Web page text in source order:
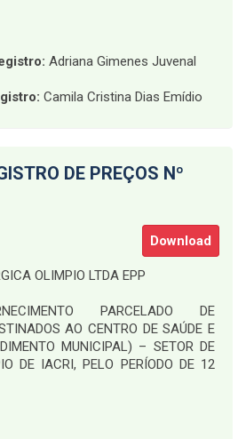
Adriana Gimenes Juvenal
Camila Cristina Dias Emídio
DE PREÇOS Nº
Download
OLIMPIO LTDA EPP
PARCELADO DE
AO CENTRO DE SAÚDE E
MUNICIPAL) – SETOR DE
DE IACRI, PELO PERÍODO DE 12